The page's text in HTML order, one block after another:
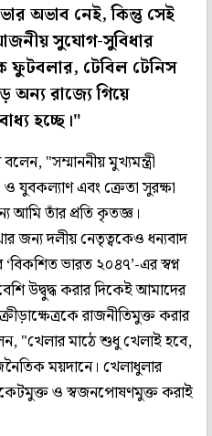
অভাব নেই, কিন্তু সেই
সুযোগ-সুবিধার
ফুটবলার, টেবিল টেনিস
অন্য রাজ্যে গিয়ে
হচ্ছে।"
"সম্মাননীয় মুখ্যমন্ত্রী
যুবকল্যাণ এবং ক্রেতা সুরক্ষা
আমি তাঁর প্রতি কৃতজ্ঞ।
জন্য দলীয় নেতৃত্বকেও ধন্যবাদ
‘বিকশিত ভারত ২০৪৭’-এর স্বপ্ন
উদ্বুদ্ধ করার দিকেই আমাদের
রাজনীতিমুক্ত করার
"খেলার মাঠে শুধু খেলাই হবে,
ময়দানে। খেলাধুলার
ও স্বজনপোষণমুক্ত করাই